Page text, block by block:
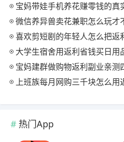
宝妈带娃手机养花赚零钱的真
微信养异兽卖花兼职怎么玩才
喜欢剪短剧的年轻人怎么把
大学生宿舍用返利省钱买日用
宝妈建群做购物返利副业亲测
上班族每月网购三千块怎么用
热门App